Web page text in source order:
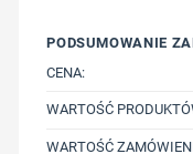
PODSUMOWANIE
CENA:
WARTOŚĆ
WARTOŚĆ